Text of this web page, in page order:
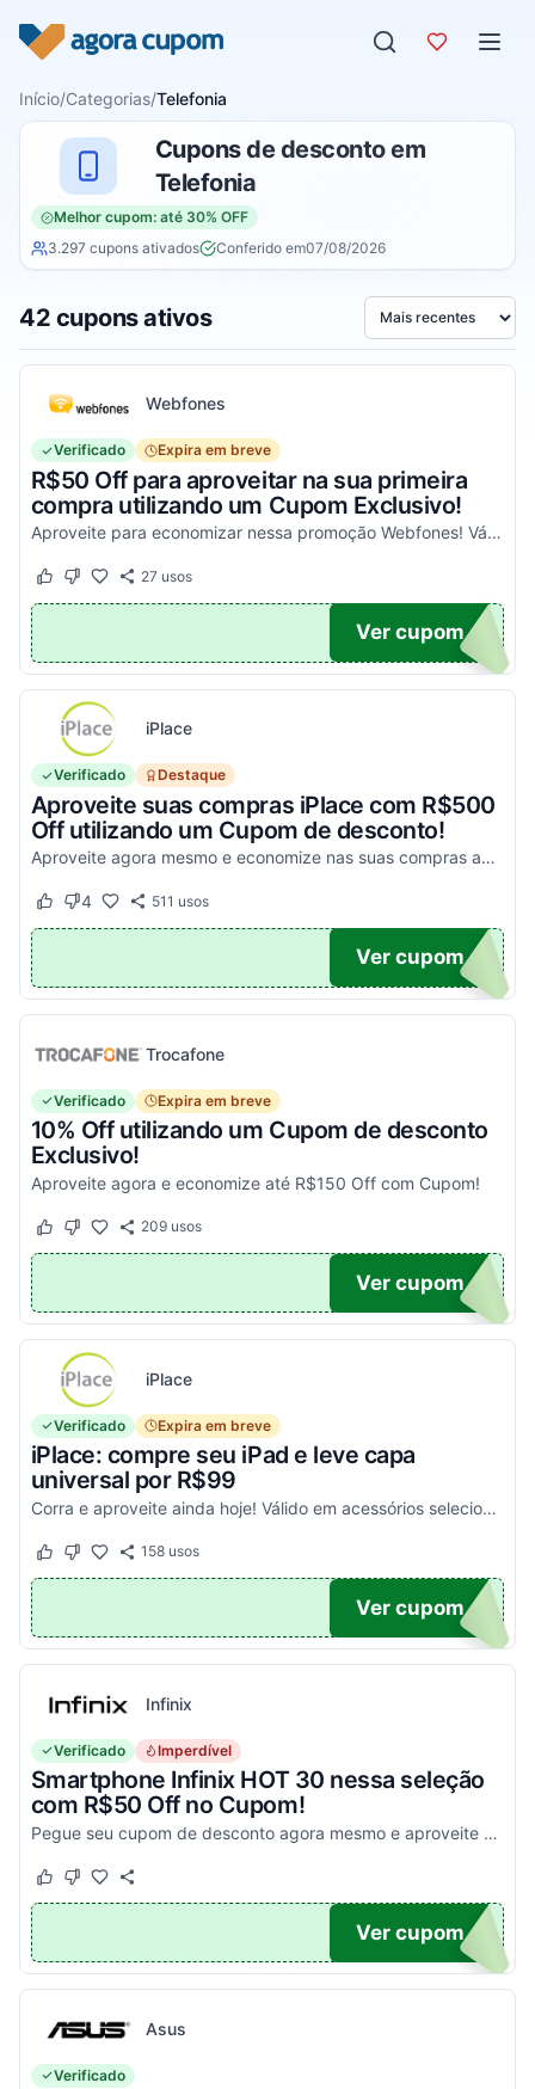
Início/Categorias/Telefonia
Cupons de desconto em
Telefonia
Melhor cupom: até 30% OFF
3.297 cupons ativados
Conferido em07/08/2026
42 cupons ativos Ordenar por
Webfones
Verificado Expira em breve
R$50 Off para aproveitar na sua primeira
compra utilizando um Cupom Exclusivo!
Aproveite para economizar nessa promoção Webfones! Válido em compras de valor acima de R$750!
Este cupom funcionou
Este cupom não funcionou
27 usos
UPOM
Ver cupom
iPlace
Verificado Destaque
Aproveite suas compras iPlace com R$500
Off utilizando um Cupom de desconto!
Aproveite agora mesmo e economize nas suas compras acima de R$7.199,99!
Este cupom funcionou
Este cupom não funcionou
4 511 usos
500
Ver cupom
Trocafone
Verificado Expira em breve
10% Off utilizando um Cupom de desconto
Exclusivo!
Aproveite agora e economize até R$150 Off com Cupom!
Este cupom funcionou
Este cupom não funcionou
209usos
OM10
Ver cupom
iPlace
Verificado Expira em breve
iPlace: compre seu iPad e leve capa
universal por R$99
Corra e aproveite ainda hoje! Válido em acessórios selecionados!
Este cupom funcionou
Este cupom não funcionou
158usos
PA
Ver cupom
Infinix
Verificado Imperdível
Smartphone Infinix HOT 30 nessa seleção
com R$50 Off no Cupom!
Pegue seu cupom de desconto agora mesmo e aproveite esta incrível oportunidade para economizar nas suas compras com este código!
Este cupom funcionou
Este cupom não funcionou
X50
Ver cupom
Asus
Verificado